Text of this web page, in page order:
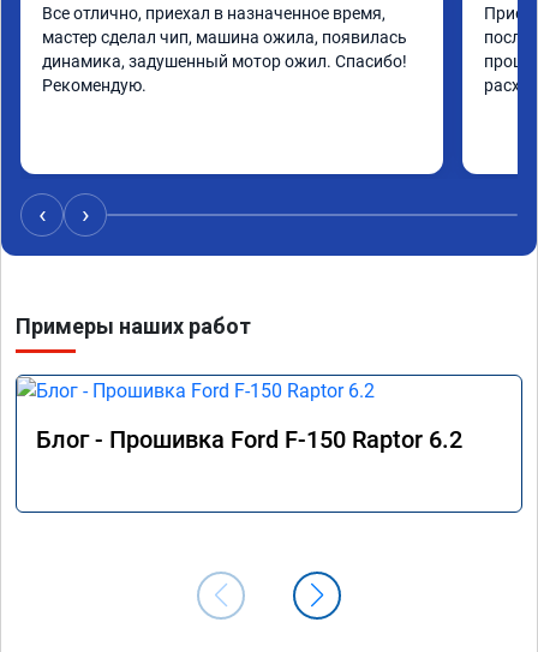
Все отлично, приехал в назначенное время,
мастер сделал чип, машина ожила, появилась
динамика, задушенный мотор ожил. Спасибо!
Рекомендую.
после
‹ ›
Примеры наших работ
Блог - Прошивка Ford F-150 Raptor 6.2